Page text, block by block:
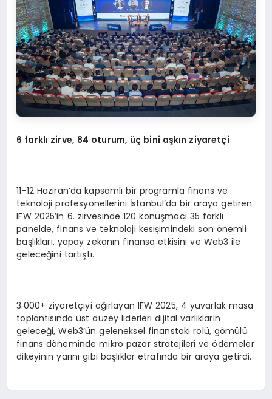
6 farklı zirve, 84 oturum, üç bini aşkın ziyaretçi
11-12 Haziran’da kapsamlı bir programla finans ve
teknoloji profesyonellerini İstanbul’da bir araya getiren
IFW 2025’in 6. zirvesinde 120 konuşmacı 35 farklı
panelde, finans ve teknoloji kesişimindeki son önemli
başlıkları, yapay zekanın finansa etkisini ve Web3 ile
geleceğini tartıştı.
3.000+ ziyaretçiyi ağırlayan IFW 2025, 4 yuvarlak masa
toplantısında üst düzey liderleri dijital varlıkların
geleceği, Web3’ün geleneksel finanstaki rolü, gömülü
finans döneminde mikro pazar stratejileri ve ödemeler
dikeyinin yarını gibi başlıklar etrafında bir araya getirdi.